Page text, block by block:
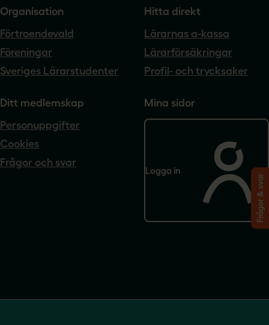
Organisation
Förtroendevald
Föreningar
Sveriges Lärarstudenter
Hitta direkt
Lärarnas a-kassa
Lärarförsäkringar
Profil- och trycksaker
Ditt medlemskap
Personuppgifter
Cookies
Frågor och svar
Mina sidor
Logga in
Frågor & svar